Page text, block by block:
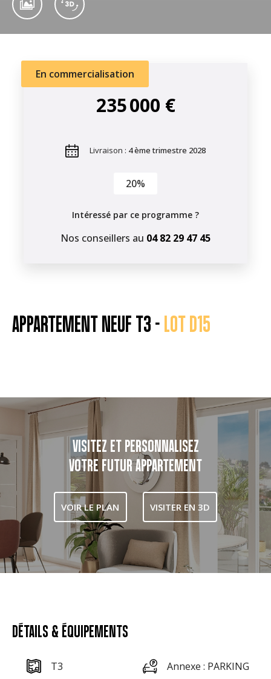
En commercialisation
235 000 €
Livraison : 4 ème trimestre 2028
20%
Intéressé par ce programme ?
Nos conseillers au 04 82 29 47 45
APPARTEMENT NEUF T3 - LOT D15
VISITEZ ET PERSONNALISEZ
VOTRE FUTUR APPARTEMENT
VOIR LE PLAN VISITER EN 3D
DÉTAILS & ÉQUIPEMENTS
T3 Annexe : PARKING